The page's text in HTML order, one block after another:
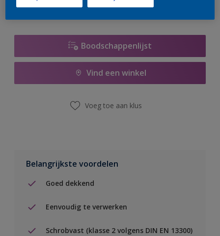
Boodschappenlijst
Vind een winkel
Voeg toe aan klus
Belangrijkste voordelen
Goed dekkend
Eenvoudig te verwerken
Schrobvast (klasse 2 volgens DIN EN 13300)